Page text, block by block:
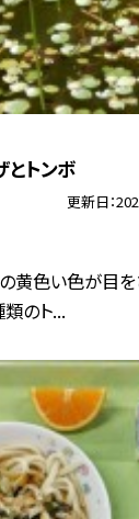
トンボ
更新日
黄色い色が目を
類のト...